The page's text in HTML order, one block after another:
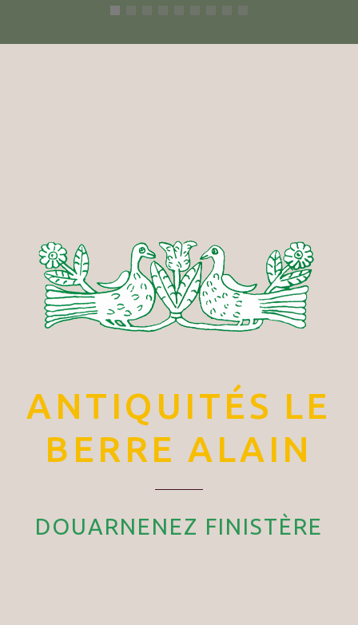
ANTIQUITÉS LE
BERRE ALAIN
DOUARNENEZ FINISTÈRE